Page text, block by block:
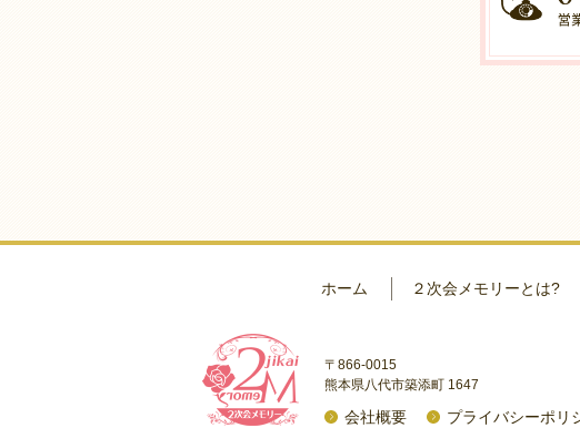
ホーム ２次会メモリーとは?
〒866-0015
熊本県八代市築添町 1647
会社概要 プライバシーポリ